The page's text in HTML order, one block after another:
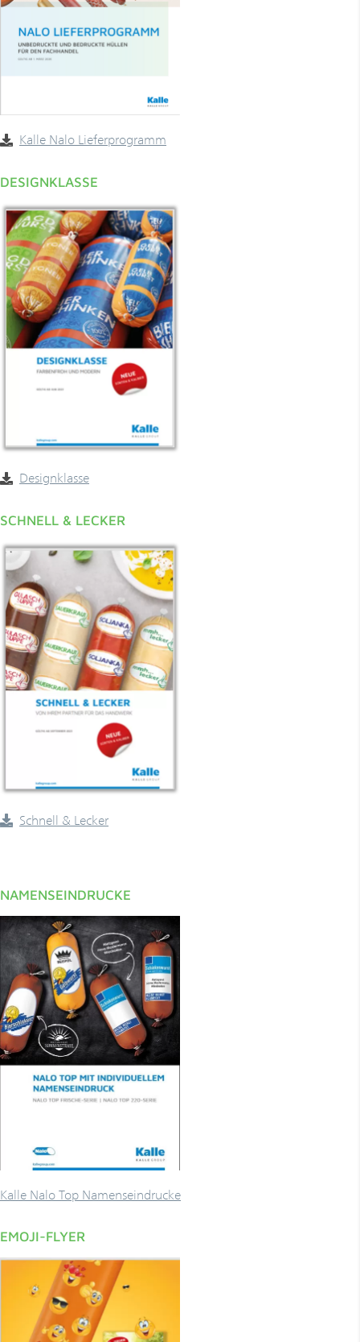
­Kalle Nalo Lieferprogramm
DESIGNKLASSE
Designklasse
SCHNELL & LECKER
­Schnell & Lecker
NAMENSEINDRUCKE
­­Kalle Nalo Top Namenseindrucke
EMOJI-FLYER